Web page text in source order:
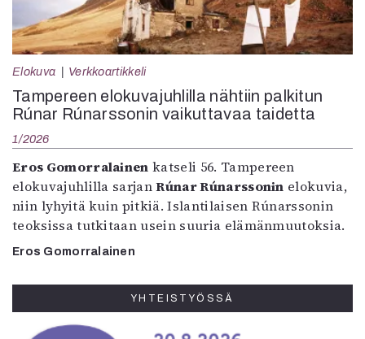
Elokuva Verkkoartikkeli
Tampereen elokuvajuhlilla nähtiin palkitun
Rúnar Rúnarssonin vaikuttavaa taidetta
1/2026
Eros Gomorralainen katseli 56. Tampereen
elokuvajuhlilla sarjanRúnar Rúnarssonin elokuvia,
niin lyhyitä kuin pitkiä. Islantilaisen Rúnarssonin
teoksissa tutkitaan usein suuria elämänmuutoksia.
Eros Gomorralainen
YHTEISTYÖSSÄ